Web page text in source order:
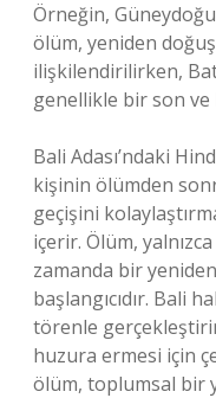
Örneğin,
ölüm, yeniden
ilişkilendirilirken,
genellikle bir son ve
Bali Adası’ndaki
kişinin ölümden
geçişini
içerir. Ölüm,
zamanda bir
başlangıcıdır. Bali
törenle
huzura ermesi için
ölüm, toplumsal bir